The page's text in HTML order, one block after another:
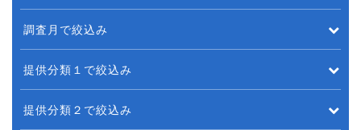
調査月で絞込み
提供分類１で絞込み
提供分類２で絞込み